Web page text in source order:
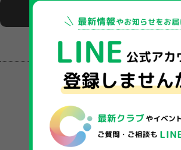
（毎週 水）17:50～18:50